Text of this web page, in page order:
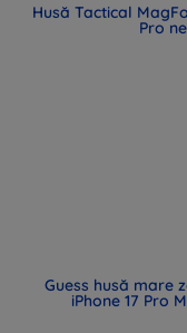
Husă Tactical
Pro
Guess husă mare
iPhone 17 Pro